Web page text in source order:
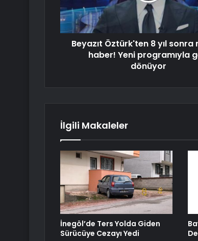
Beyazıt Öztürk'ten 8 yıl sonra
haber! Yeni programıyla
dönüyor
İlgili Makaleler
İnegöl’de Ters Yolda Giden
Sürücüye Cezayı Yedi